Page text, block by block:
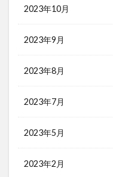
2023年10月
2023年9月
2023年8月
2023年7月
2023年5月
2023年2月